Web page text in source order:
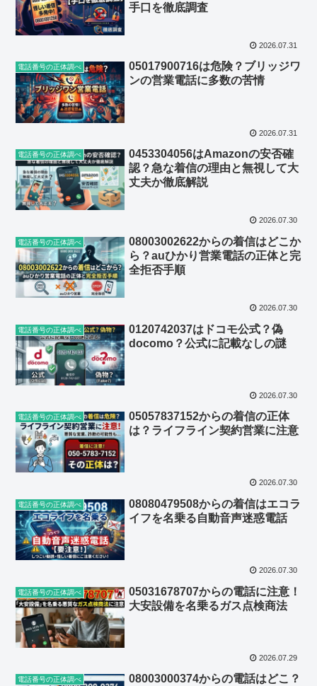
手口を徹底調査
2026.07.31
電話番号の正体調べ
05017900716は危険？ブリッジワ
ンの営業電話に多数の苦情
2026.07.31
電話番号の正体調べ
0453304056はAmazonの安否確
認？急な着信の理由と無視して大
丈夫か徹底解説
2026.07.30
電話番号の正体調べ
08003002622からの着信はどこか
ら？auひかり営業電話の正体と完
全拒否手順
2026.07.30
電話番号の正体調べ
0120742037はドコモ公式？偽
docomo？公式に記載なしの謎
2026.07.30
電話番号の正体調べ
05057837152からの着信の正体
は？ライフライン契約営業に注意
2026.07.30
電話番号の正体調べ
08080479508からの着信はエコラ
イフを名乗る自動音声迷惑電話
2026.07.30
電話番号の正体調べ
05031678707からの電話に注意！
大安設備を名乗るガス点検商法
2026.07.29
電話番号の正体調べ
08003000374からの電話はどこ？